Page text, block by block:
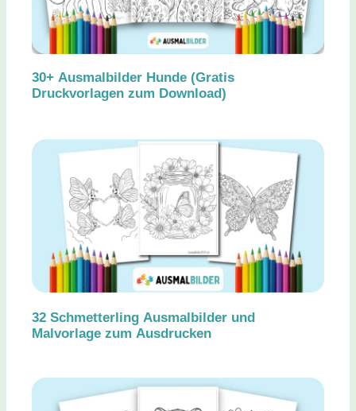
30+ Ausmalbilder Hunde (Gratis
Druckvorlagen zum Download)
32 Schmetterling Ausmalbilder und
Malvorlage zum Ausdrucken